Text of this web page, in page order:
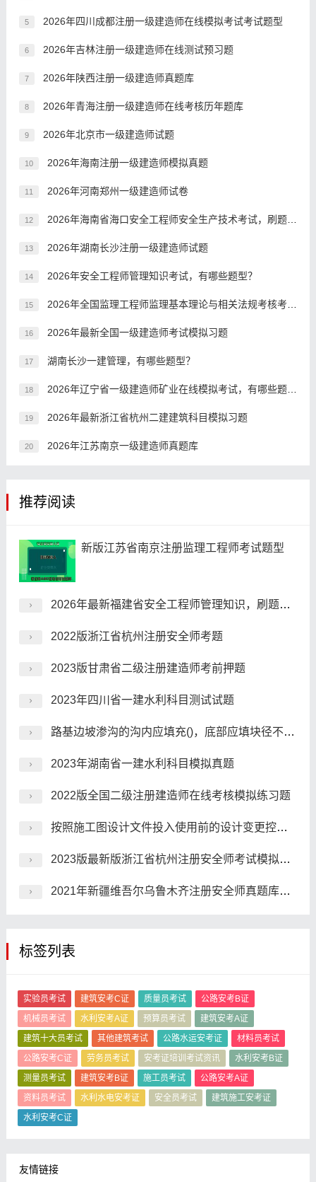
5 2026年四川成都注册一级建造师在线模拟考试考试题型
6 2026年吉林注册一级建造师在线测试预习题
7 2026年陕西注册一级建造师真题库
8 2026年青海注册一级建造师在线考核历年题库
9 2026年北京市一级建造师试题
10 2026年海南注册一级建造师模拟真题
11 2026年河南郑州一级建造师试卷
12 2026年海南省海口安全工程师安全生产技术考试，刷题用什么方法好？
13 2026年湖南长沙注册一级建造师试题
14 2026年安全工程师管理知识考试，有哪些题型？
15 2026年全国监理工程师监理基本理论与相关法规考核考前练习题
16 2026年最新全国一级建造师考试模拟习题
17 湖南长沙一建管理，有哪些题型？
18 2026年辽宁省一级建造师矿业在线模拟考试，有哪些题型？
19 2026年最新浙江省杭州二建建筑科目模拟习题
20 2026年江苏南京一级建造师真题库
推荐阅读
新版江苏省南京注册监理工程师考试题型
2026年最新福建省安全工程师管理知识，刷题用什么方法好？
2022版浙江省杭州注册安全师考题
2023版甘肃省二级注册建造师考前押题
2023年四川省一建水利科目测试试题
路基边坡渗沟的沟内应填充()，底部应填块径不小于30CM的石块。
2023年湖南省一建水利科目模拟真题
2022版全国二级注册建造师在线考核模拟练习题
按照施工图设计文件投入使用前的设计变更控制程序，因非设计单位原因引起的设计变更导致的设计费用增减应由()审核签认。
2023版最新版浙江省杭州注册安全师考试模拟题库
2021年新疆维吾尔乌鲁木齐注册安全师真题库答案
标签列表
实验员考试 建筑安考C证 质量员考试
公路安考B证
机械员考试
水利安考A证 预算员考试
建筑安考A证
建筑十大员考试
其他建筑考试 公路水运安考证
材料员考试
公路安考C证
劳务员考试 安考证培训考试资讯
水利安考B证
测量员考试
建筑安考B证 施工员考试
公路安考A证
资料员考试
水利水电安考证 安全员考试
建筑施工安考证
水利安考C证
友情链接